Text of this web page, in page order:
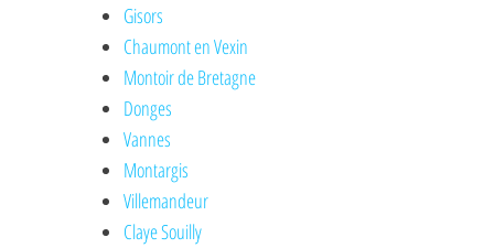
Gisors
Chaumont en Vexin
Montoir de Bretagne
Donges
Vannes
Montargis
Villemandeur
Claye Souilly